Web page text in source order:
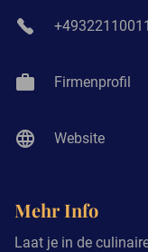
Firmenprofil
Website
Mehr Info
Laat je in de